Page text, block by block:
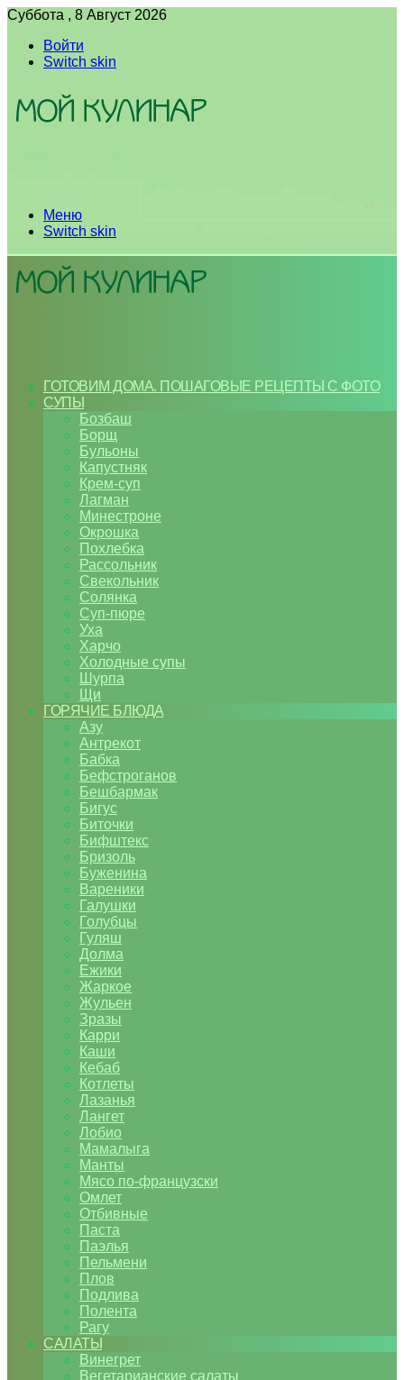
Суббота , 8 Август 2026
Войти
Switch skin
Меню
Switch skin
ГОТОВИМ ДОМА. ПОШАГОВЫЕ РЕЦЕПТЫ С ФОТО
СУПЫ
Бозбаш
Борщ
Бульоны
Капустняк
Крем-суп
Лагман
Минестроне
Окрошка
Похлебка
Рассольник
Свекольник
Солянка
Суп-пюре
Уха
Харчо
Холодные супы
Шурпа
Щи
ГОРЯЧИЕ БЛЮДА
Азу
Антрекот
Бабка
Бефстроганов
Бешбармак
Бигус
Биточки
Бифштекс
Бризоль
Буженина
Вареники
Галушки
Голубцы
Гуляш
Долма
Ежики
Жаркое
Жульен
Зразы
Карри
Каши
Кебаб
Котлеты
Лазанья
Лангет
Лобио
Мамалыга
Манты
Мясо по-французски
Омлет
Отбивные
Паста
Паэлья
Пельмени
Плов
Подлива
Полента
Рагу
САЛАТЫ
Винегрет
Вегетарианские салаты